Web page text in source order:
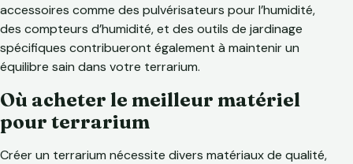
accessoires comme des pulvérisateurs pour l’humidité,
des compteurs d’humidité, et des outils de jardinage
spécifiques contribueront également à maintenir un
équilibre sain dans votre terrarium.
Où acheter le meilleur matériel
pour terrarium
Créer un terrarium nécessite divers matériaux de qualité,